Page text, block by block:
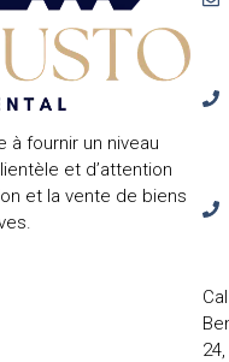
à fournir un niveau
et d’attention
et la vente de biens
24,